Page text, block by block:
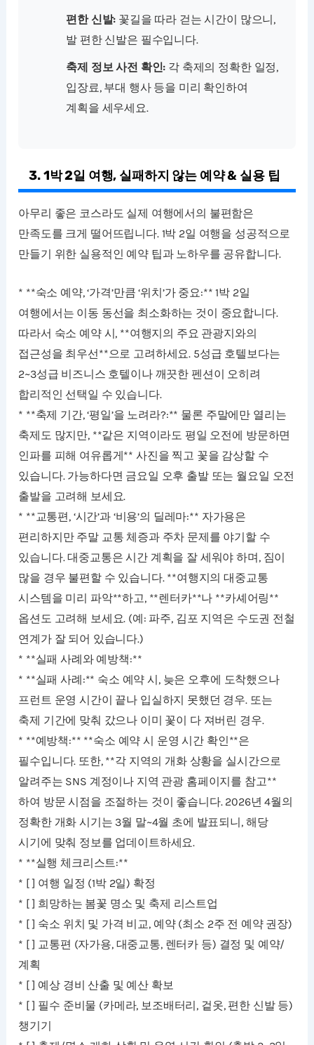
편한 신발: 꽃길을 따라 걷는 시간이 많으니,
발 편한 신발은 필수입니다.
축제 정보 사전 확인: 각 축제의 정확한 일정,
입장료, 부대 행사 등을 미리 확인하여
계획을 세우세요.
3. 1박 2일 여행, 실패하지 않는 예약 & 실용 팁
아무리 좋은 코스라도 실제 여행에서의 불편함은
만족도를 크게 떨어뜨립니다. 1박 2일 여행을 성공적으로
만들기 위한 실용적인 예약 팁과 노하우를 공유합니다.
* **숙소 예약, ‘가격’만큼 ‘위치’가 중요:** 1박 2일
여행에서는 이동 동선을 최소화하는 것이 중요합니다.
따라서 숙소 예약 시, **여행지의 주요 관광지와의
접근성을 최우선**으로 고려하세요. 5성급 호텔보다는
2~3성급 비즈니스 호텔이나 깨끗한 펜션이 오히려
합리적인 선택일 수 있습니다.
* **축제 기간, ‘평일’을 노려라?:** 물론 주말에만 열리는
축제도 많지만, **같은 지역이라도 평일 오전에 방문하면
인파를 피해 여유롭게** 사진을 찍고 꽃을 감상할 수
있습니다. 가능하다면 금요일 오후 출발 또는 월요일 오전
출발을 고려해 보세요.
* **교통편, ‘시간’과 ‘비용’의 딜레마:** 자가용은
편리하지만 주말 교통 체증과 주차 문제를 야기할 수
있습니다. 대중교통은 시간 계획을 잘 세워야 하며, 짐이
많을 경우 불편할 수 있습니다. **여행지의 대중교통
시스템을 미리 파악**하고, **렌터카**나 **카셰어링**
옵션도 고려해 보세요. (예: 파주, 김포 지역은 수도권 전철
연계가 잘 되어 있습니다.)
* **실패 사례와 예방책:**
* **실패 사례:** 숙소 예약 시, 늦은 오후에 도착했으나
프런트 운영 시간이 끝나 입실하지 못했던 경우. 또는
축제 기간에 맞춰 갔으나 이미 꽃이 다 져버린 경우.
* **예방책:** **숙소 예약 시 운영 시간 확인**은
필수입니다. 또한, **각 지역의 개화 상황을 실시간으로
알려주는 SNS 계정이나 지역 관광 홈페이지를 참고**
하여 방문 시점을 조절하는 것이 좋습니다. 2026년 4월의
정확한 개화 시기는 3월 말~4월 초에 발표되니, 해당
시기에 맞춰 정보를 업데이트하세요.
* **실행 체크리스트:**
* [ ] 여행 일정 (1박 2일) 확정
* [ ] 희망하는 봄꽃 명소 및 축제 리스트업
* [ ] 숙소 위치 및 가격 비교, 예약 (최소 2주 전 예약 권장)
* [ ] 교통편 (자가용, 대중교통, 렌터카 등) 결정 및 예약/
계획
* [ ] 예상 경비 산출 및 예산 확보
* [ ] 필수 준비물 (카메라, 보조배터리, 겉옷, 편한 신발 등)
챙기기